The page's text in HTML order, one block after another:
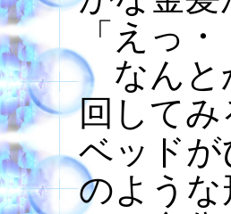
「えっ・
なんと
回してみ
ベッド
のよう